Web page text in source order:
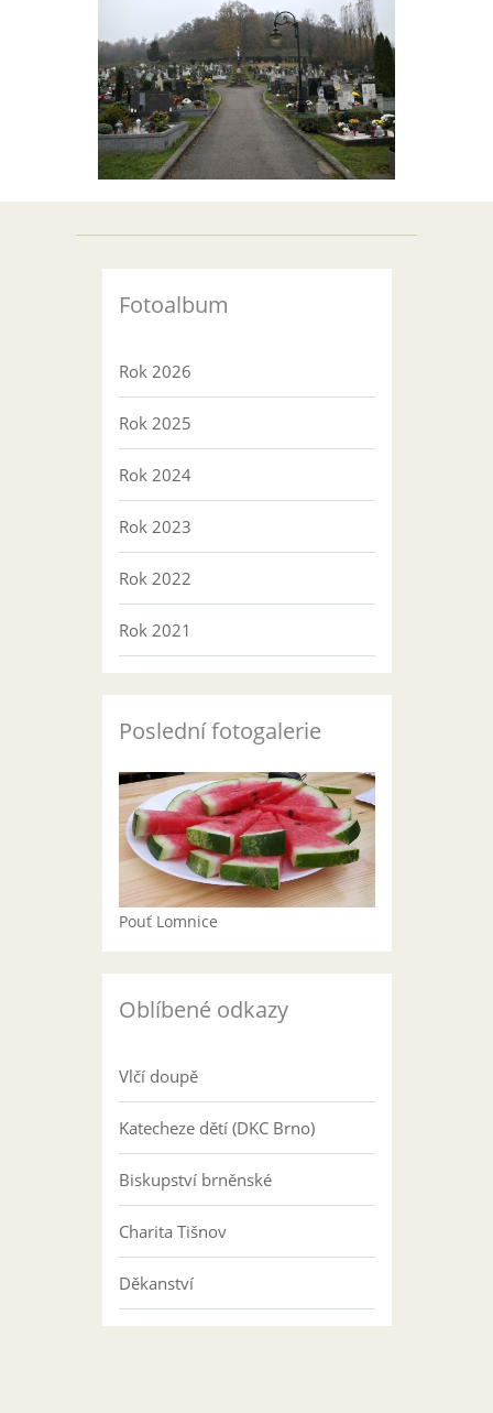
Fotoalbum
Rok 2026
Rok 2025
Rok 2024
Rok 2023
Rok 2022
Rok 2021
Poslední fotogalerie
Pouť Lomnice
Oblíbené odkazy
Vlčí doupě
Katecheze dětí (DKC Brno)
Biskupství brněnské
Charita Tišnov
Děkanství